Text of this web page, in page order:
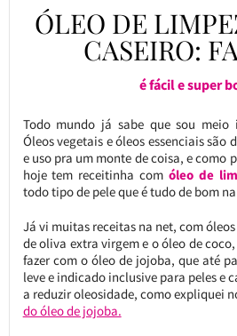
ÓLEO DE
CASEIRO:
é fácil e super
Todo mundo já sabe que sou meio
Óleos vegetais e óleos essenciais são
e uso pra um monte de coisa, e como
hoje tem receitinha comóleo de
todo tipo de pele que é tudo de bom
Já vi muitas receitas na net, com
de oliva extra virgem e o óleo de
fazer com o óleo de jojoba, que até
leve e indicado inclusive para peles e
a reduzir oleosidade, como expliquei
do óleo de jojoba.